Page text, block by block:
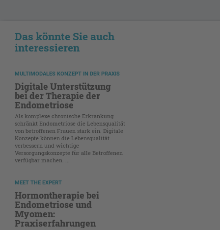
Das könnte Sie auch
interessieren
MULTIMODALES KONZEPT IN DER PRAXIS
Digitale Unterstützung
bei der Therapie der
Endometriose
Als komplexe chronische Erkrankung
schränkt Endometriose die Lebensqualität
von betroffenen Frauen stark ein. Digitale
Konzepte können die Lebensqualität
verbessern und wichtige
Versorgungskonzepte für alle Betroffenen
verfügbar machen. ...
MEET THE EXPERT
Hormontherapie bei
Endometriose und
Myomen:
Praxiserfahrungen